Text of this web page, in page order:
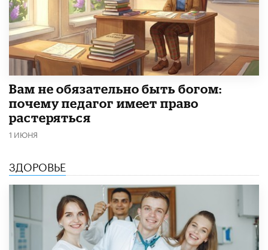
​Вам не обязательно быть богом:
почему педагог имеет право
растеряться
1 ИЮНЯ
ЗДОРОВЬЕ